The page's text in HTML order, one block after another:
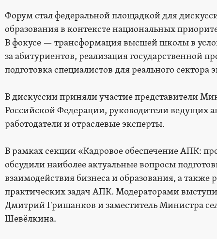
Форум стал федеральной площадкой для
образования в контексте национальных
В фокусе — трансформация высшей школы в
за абитуриентов, реализация государственной
подготовка специалистов для реального
В дискуссии приняли участие представители
Российской Федерации, руководители ведущих
работодатели и отраслевые эксперты.
В рамках секции «Кадровое обеспечение АПК:
обсудили наиболее актуальные вопросы
взаимодействия бизнеса и образования, а
практических задач АПК. Модераторами
Дмитрий Гришанков и заместитель Министра
Шевёлкина.